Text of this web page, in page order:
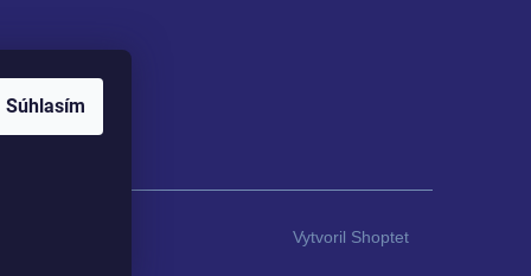
Súhlasím
Vytvoril Shoptet